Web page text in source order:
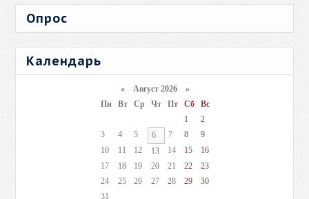
Опрос
Календарь
«Август 2026 »
Пн
Вт Ср Чт Пт Сб
Вс
1
2
3
4 5 6 7 8
9
10
11 12 13 14 15
16
17
18 19 20 21 22
23
24
25 26 27 28 29
30
31